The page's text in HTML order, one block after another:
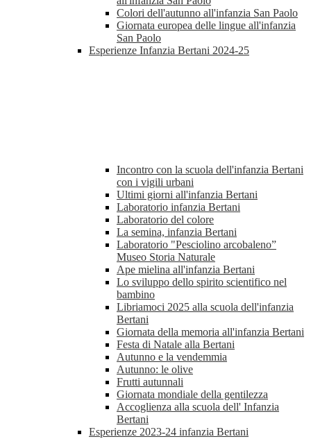
Colori dell'autunno all'infanzia San Paolo
Giornata europea delle lingue all'infanzia
San Paolo
Esperienze Infanzia Bertani 2024-25
Incontro con la scuola dell'infanzia Bertani
con i vigili urbani
Ultimi giorni all'infanzia Bertani
Laboratorio infanzia Bertani
Laboratorio del colore
La semina, infanzia Bertani
Laboratorio "Pesciolino arcobaleno”
Museo Storia Naturale
Ape mielina all'infanzia Bertani
Lo sviluppo dello spirito scientifico nel
bambino
Libriamoci 2025 alla scuola dell'infanzia
Bertani
Giornata della memoria all'infanzia Bertani
Festa di Natale alla Bertani
Autunno e la vendemmia
Autunno: le olive
Frutti autunnali
Giornata mondiale della gentilezza
Accoglienza alla scuola dell' Infanzia
Bertani
Esperienze 2023-24 infanzia Bertani